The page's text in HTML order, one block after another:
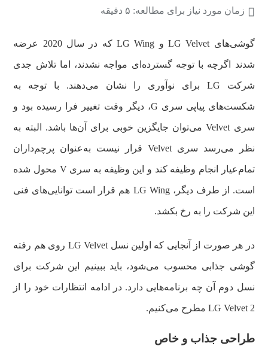
زمان مورد نیاز برای مطالعه: ۵ دقیقه
گوشی‌های LG Velvet و LG Wing که در سال 2020 عرضه
شدند اگرچه با توجه گسترده‌ای مواجه نشدند، اما تلاش جدی
شرکت LG برای نوآوری را نشان می‌دهند. با توجه به
شکست‌های پیاپی سری G، دیگر وقت تغییر فرا رسیده بود و
سری Velvet می‌توان جایگزین خوبی برای آن‌ها باشد. البته به
نظر می‌رسد سری Velvet قرار نیست به‌عنوان پرچم‌داران
تمام‌عیار انجام وظیفه کند و این وظیفه به سری V محول شده
است. از طرف دیگر، LG Wing هم قرار است توانایی‌های فنی
این شرکت را به رخ بکشد.
در هر صورت از آنجایی که اولین نسل LG Velvet روی هم رفته
گوشی جذابی محسوب می‌شود، باید ببینیم این شرکت برای
نسل دوم آن چه برنامه‌هایی دارد. در ادامه انتظارات خود را از
LG Velvet 2 مطرح می‌کنیم.
طراحی جذاب و خاص